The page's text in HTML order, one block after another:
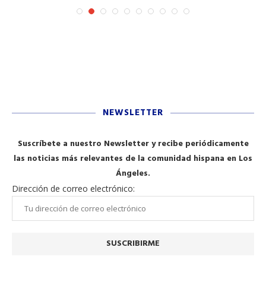
NEWSLETTER
Suscríbete a nuestro Newsletter y recibe periódicamente
las noticias más relevantes de la comunidad hispana en Los
Ángeles.
Dirección de correo electrónico: